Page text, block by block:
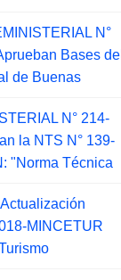
N°
Bases del
de Buenas
N° 214-
la NTS N° 139-
"Norma Técnica
MINCETUR